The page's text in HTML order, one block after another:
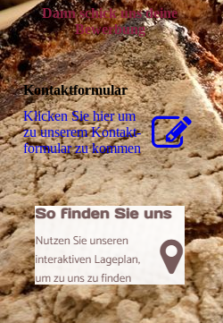
Dann schick uns deine
Bewerbung
Kontaktformular
Klicken Sie hier um
zu unserem Kon­takt­
for­mu­lar zu kommen